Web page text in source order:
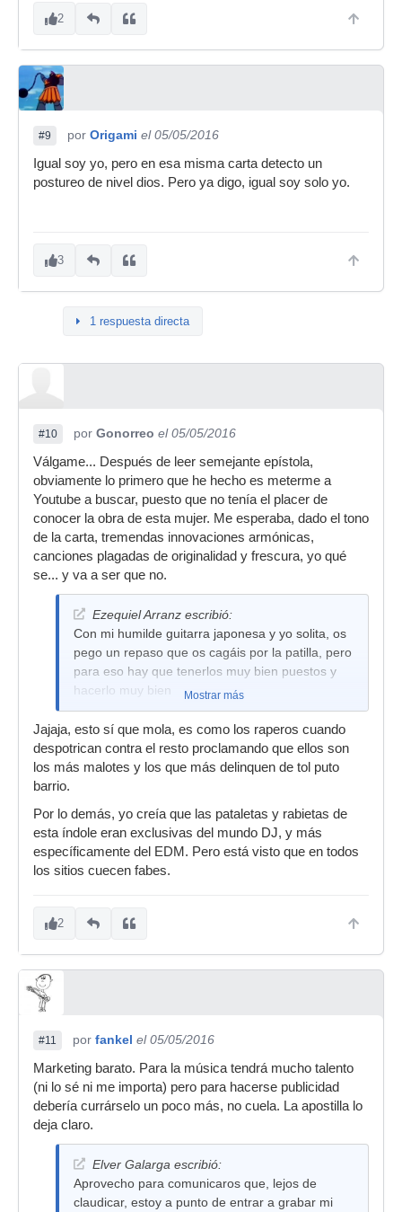
2
#9 por Origami el 05/05/2016
Igual soy yo, pero en esa misma carta detecto un
postureo de nivel dios. Pero ya digo, igual soy solo yo.
3
1 respuesta directa
#10 por Gonorreo el 05/05/2016
Válgame... Después de leer semejante epístola,
obviamente lo primero que he hecho es meterme a
Youtube a buscar, puesto que no tenía el placer de
conocer la obra de esta mujer. Me esperaba, dado el tono
de la carta, tremendas innovaciones armónicas,
canciones plagadas de originalidad y frescura, yo qué
se... y va a ser que no.
Ezequiel Arranz escribió:
Con mi humilde guitarra japonesa y yo solita, os
pego un repaso que os cagáis por la patilla, pero
para eso hay que tenerlos muy bien puestos y
hacerlo muy bien
Mostrar más
Jajaja, esto sí que mola, es como los raperos cuando
despotrican contra el resto proclamando que ellos son
los más malotes y los que más delinquen de tol puto
barrio.
Por lo demás, yo creía que las pataletas y rabietas de
esta índole eran exclusivas del mundo DJ, y más
específicamente del EDM. Pero está visto que en todos
los sitios cuecen fabes.
2
#11 por fankel el 05/05/2016
Marketing barato. Para la música tendrá mucho talento
(ni lo sé ni me importa) pero para hacerse publicidad
debería currárselo un poco más, no cuela. La apostilla lo
deja claro.
Elver Galarga escribió:
Aprovecho para comunicaros que, lejos de
claudicar, estoy a punto de entrar a grabar mi